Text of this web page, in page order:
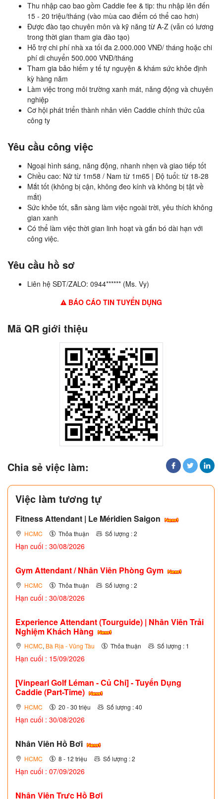
Thu nhập cao bao gồm Caddie fee & tip: thu nhập lên đến
15 - 20 triệu/tháng (vào mùa cao điểm có thể cao hơn)
Được đào tạo chuyên môn và kỹ năng từ A-Z (vẫn có lương
trong thời gian tham gia đào tạo)
Hỗ trợ chi phí nhà xa tối đa 2.000.000 VNĐ/ tháng hoặc chi
phí di chuyển 500.000 VNĐ/tháng
Tham gia bảo hiểm y tế tự nguyện & khám sức khỏe định
kỳ hàng năm
Làm việc trong môi trường xanh mát, năng động và chuyên
nghiệp
Cơ hội phát triển thành nhân viên Caddie chính thức của
công ty
Yêu cầu công việc
Ngoại hình sáng, năng động, nhanh nhẹn và giao tiếp tốt
Chiều cao: Nữ từ 1m58 / Nam từ 1m65 | Độ tuổi: từ 18-28
Mắt tốt (không bị cận, không đeo kính và không bị tật về
mắt)
Sức khỏe tốt, sẵn sàng làm việc ngoài trời, yêu thích không
gian xanh
Có thể làm việc thời gian linh hoạt và gắn bó dài hạn với
công việc.
Yêu cầu hồ sơ
Liên hệ SĐT/ZALO: 0944****** (Ms. Vy)
BÁO CÁO TIN TUYỂN DỤNG
Mã QR giới thiệu
Chia sẻ việc làm:
Việc làm tương tự
Fitness Attendant | Le Méridien Saigon
HCMC Thỏa thuận Số lượng : 2
Hạn cuối : 30/08/2026
Gym Attendant / Nhân Viên Phòng Gym
HCMC Thỏa thuận Số lượng : 2
Hạn cuối : 30/08/2026
Experience Attendant (Tourguide) | Nhân Viên Trải
Nghiệm Khách Hàng
HCMC, Bà Rịa - Vũng Tàu Thỏa thuận Số lượng : 1
Hạn cuối : 15/09/2026
[Vinpearl Golf Léman - Củ Chi] - Tuyển Dụng
Caddie (Part-Time)
HCMC 20 - 30 triệu Số lượng : 40
Hạn cuối : 30/08/2026
Nhân Viên Hồ Bơi
HCMC 8 - 12 triệu Số lượng : 2
Hạn cuối : 07/09/2026
Nhân Viên Trực Hồ Bơi